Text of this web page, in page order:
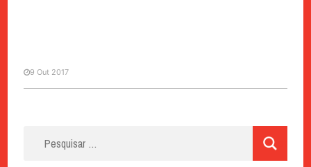
Guevara: “A sua mulher eterna
9 Out 2017